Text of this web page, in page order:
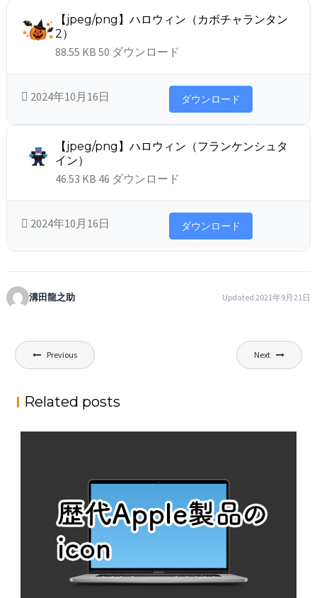
【jpeg/png】ハロウィン（カボチャランタン
2）
88.55 KB50 ダウンロード
2024年10月16日 ダウンロード
【jpeg/png】ハロウィン（フランケンシュタ
イン）
46.53 KB 46 ダウンロード
2024年10月16日 ダウンロード
溝田龍之助 Updated 2021年9月21日
投
稿
ビ
Previous Next
Related posts